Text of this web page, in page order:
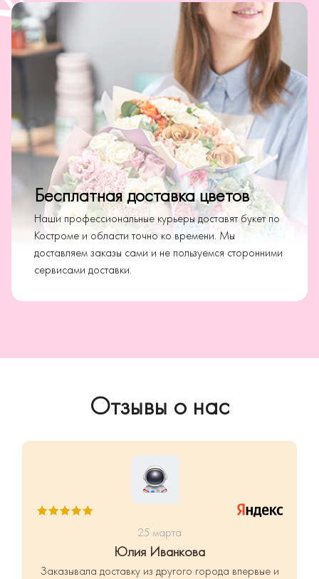
Бесплатная доставка цветов
Наши профессиональные курьеры доставят букет по
Костроме и области точно ко времени. Мы
доставляем заказы сами и не пользуемся сторонними
сервисами доставки.
Отзывы о нас
25 марта
Юлия Иванкова
Заказывала доставку из другого города впервые и